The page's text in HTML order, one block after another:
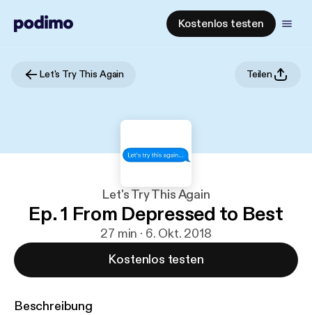
Kostenlos testen
Let's Try This Again Teilen
Let's Try This Again
Ep. 1 From Depressed to Best
27 min · 6. Okt. 2018
Kostenlos testen
Beschreibung